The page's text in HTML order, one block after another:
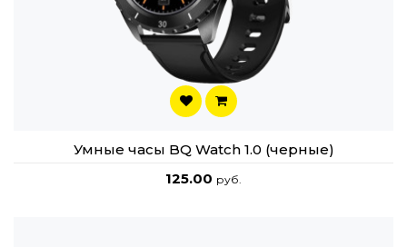
Умные часы BQ Watch 1.0 (черные)
125.00 руб.